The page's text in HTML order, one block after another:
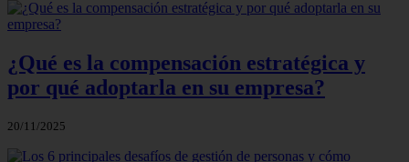
¿Qué es la compensación estratégica y
por qué adoptarla en su empresa?
20/11/2025